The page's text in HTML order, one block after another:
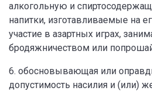
алкогольную и
напитки, изготавливаемые на
участие в азартных играх,
бродяжничеством или
6. обосновывающая или
допустимость насилия и (или)